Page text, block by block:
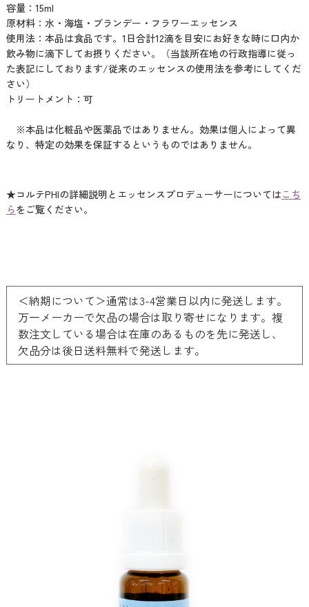
容量：15ml
原材料：水・海塩・ブランデー・フラワーエッセンス
使用法：本品は食品です。1日合計12滴を目安にお好きな時に口内か
飲み物に滴下してお摂りください。（当該所在地の行政指導に従っ
た表記にしております/従来のエッセンスの使用法を参考にしてくだ
さい）
トリートメント：可
※本品は化粧品や医薬品ではありません。効果は個人によって異
なり、特定の効果を保証するというものではありません。
★コルテPHIの詳細説明とエッセンスプロデューサーについてはこち
らをご覧ください。
＜納期について＞通常は3-4営業日以内に発送します。
万一メーカーで欠品の場合は取り寄せになります。複
数注文している場合は在庫のあるものを先に発送し、
欠品分は後日送料無料で発送します。